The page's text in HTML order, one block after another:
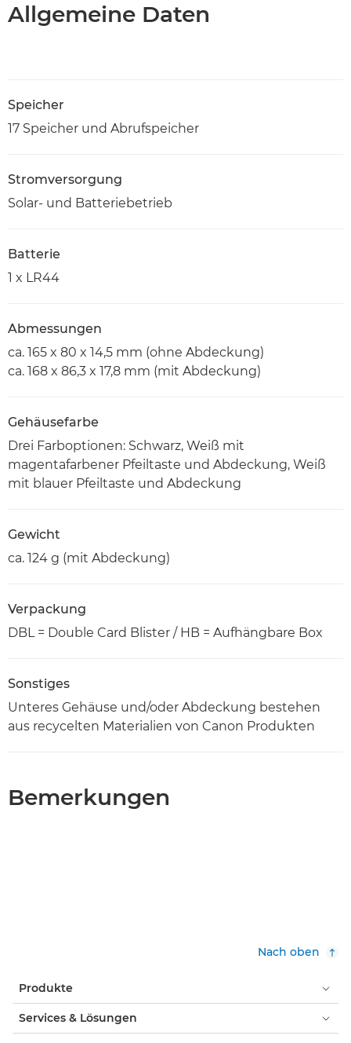
Allgemeine Daten
Speicher
17 Speicher und Abrufspeicher
Stromversorgung
Solar- und Batteriebetrieb
Batterie
1 x LR44
Abmessungen
ca. 165 x 80 x 14,5 mm (ohne Abdeckung)
ca. 168 x 86,3 x 17,8 mm (mit Abdeckung)
Gehäusefarbe
Drei Farboptionen: Schwarz, Weiß mit
magentafarbener Pfeiltaste und Abdeckung, Weiß
mit blauer Pfeiltaste und Abdeckung
Gewicht
ca. 124 g (mit Abdeckung)
Verpackung
DBL = Double Card Blister / HB = Aufhängbare Box
Sonstiges
Unteres Gehäuse und/oder Abdeckung bestehen
aus recycelten Materialien von Canon Produkten
Bemerkungen
Nach oben
Produkte
Services & Lösungen